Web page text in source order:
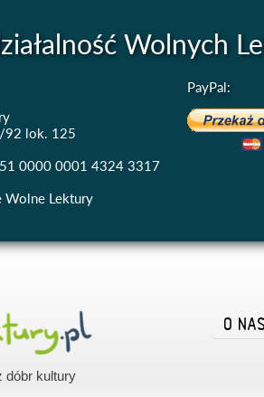
Wolnych
92 lok. 125
0000 0001 4324 3317
Wolne Lektury
PayPal:
dóbr kultury
O